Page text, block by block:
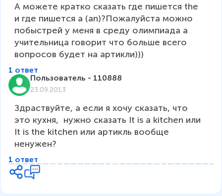
А можете кратко сказать где пишется the
и где пишется a (an)?Пожалуйста можно
побыстрей у меня в среду олимпиада а
учительница говорит что больше всего
вопросов будет на артикли)))
1 ответ
Пользователь - 110888
23.09.2013
Здраствуйте, а если я хочу сказать, что
это кухня,  нужно сказать It is a kitchen или
It is the kitchen или артикль вообще
ненужен?
1 ответ